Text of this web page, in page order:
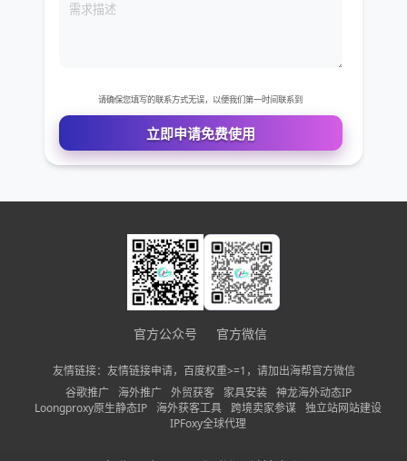
请确保您填写的联系方式无误，以便我们第一时间联系到
立即申请免费使用
官方公众号 官方微信
友情链接：友情链接申请，百度权重>=1，请加出海帮官方微信
谷歌推广
海外推广 外贸获客 家具安装
神龙海外动态IP
Loongproxy原生静态IP 海外获客工具 跨境卖家参谋 独立站网站建设
IPFoxy全球代理